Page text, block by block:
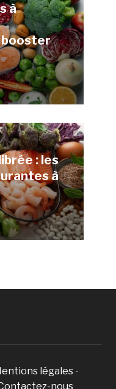
à
: les
à
légales -
nous